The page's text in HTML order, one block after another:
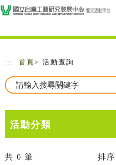
跳到主要內容
網站導覽
::: 首頁 > 活動查詢
活動分類
共 0 筆 排序